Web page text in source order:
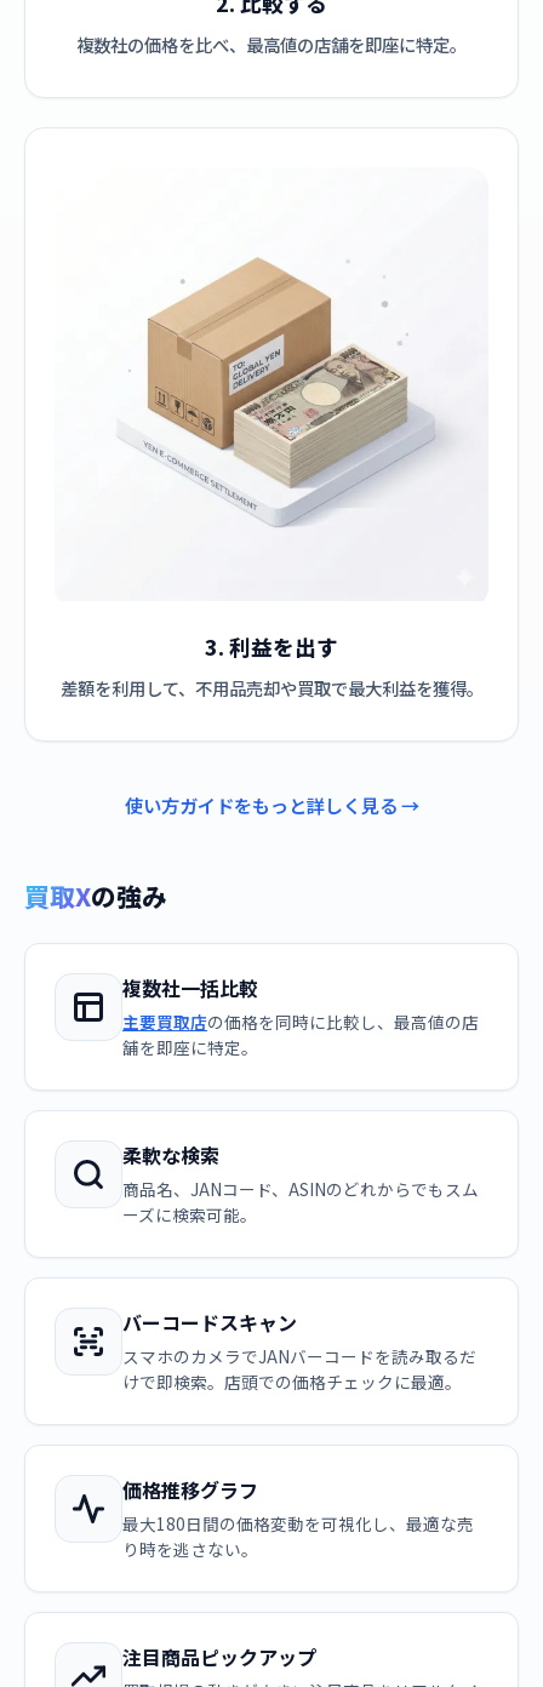
複数社の価格を比べ、最高値の店舗を即座に特定。
3. 利益を出す
差額を利用して、不用品売却や買取で最大利益を獲得。
使い方ガイドをもっと詳しく見る →
買取Xの強み
複数社一括比較
主要買取店の価格を同時に比較し、最高値の店
舗を即座に特定。
柔軟な検索
商品名、JANコード、ASINのどれからでもスム
ーズに検索可能。
バーコードスキャン
スマホのカメラでJANバーコードを読み取るだ
けで即検索。店頭での価格チェックに最適。
価格推移グラフ
最大180日間の価格変動を可視化し、最適な売
り時を逃さない。
注目商品ピックアップ